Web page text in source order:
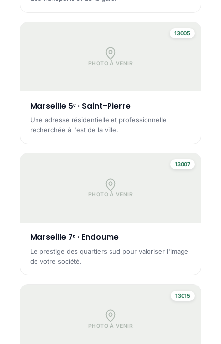
PHOTO À VENIR
13005
Marseille 5ᵉ · Saint-Pierre
Une adresse résidentielle et professionnelle
recherchée à l'est de la ville.
PHOTO À VENIR
13007
Marseille 7ᵉ · Endoume
Le prestige des quartiers sud pour valoriser l'image
de votre société.
PHOTO À VENIR
13015